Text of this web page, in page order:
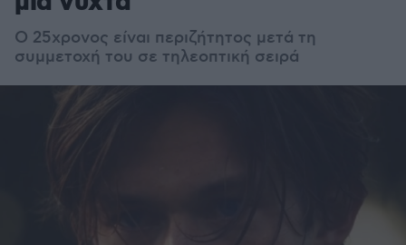
Ο 25χρονος είναι περιζήτητος μετά τη
συμμετοχή του σε τηλεοπτική σειρά